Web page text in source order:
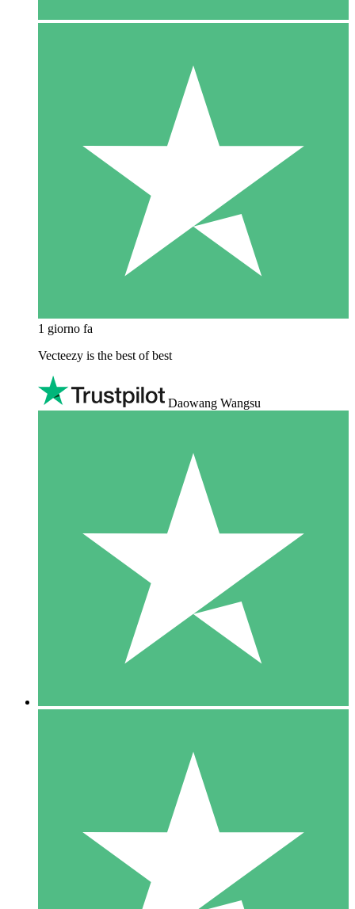
1 giorno fa
Vecteezy is the best of best
Daowang Wangsu